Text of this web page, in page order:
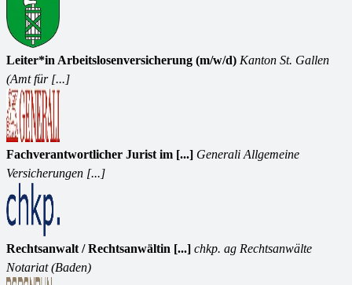
Leiter*in Arbeitslosenversicherung (m/w/d) Kanton St. Gallen
(Amt für [...]
Fachverantwortlicher Jurist im [...] Generali Allgemeine
Versicherungen [...]
Rechtsanwalt / Rechtsanwältin [...] chkp. ag Rechtsanwälte
Notariat (Baden)